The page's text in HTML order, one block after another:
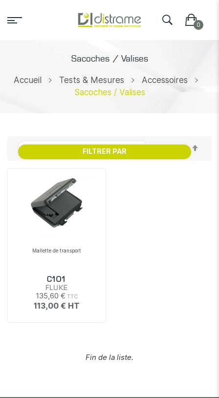
Sacoches / Valises
Accueil Tests & Mesures
Accessoires
Sacoches / Valises
Mallette de transport
C101
FLUKE
135,60 €
113,00 €
Fin de la liste.
FILTRER PAR